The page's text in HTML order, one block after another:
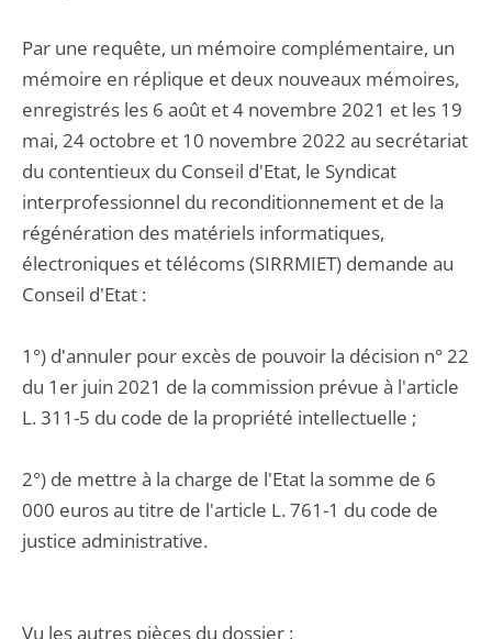
Par une requête, un mémoire complémentaire, un
mémoire en réplique et deux nouveaux mémoires,
enregistrés les 6 août et 4 novembre 2021 et les 19
mai, 24 octobre et 10 novembre 2022 au secrétariat
du contentieux du Conseil d'Etat, le Syndicat
interprofessionnel du reconditionnement et de la
régénération des matériels informatiques,
électroniques et télécoms (SIRRMIET) demande au
Conseil d'Etat :
1°) d'annuler pour excès de pouvoir la décision n° 22
du 1er juin 2021 de la commission prévue à l'article
L. 311-5 du code de la propriété intellectuelle ;
2°) de mettre à la charge de l'Etat la somme de 6
000 euros au titre de l'article L. 761-1 du code de
justice administrative.
Vu les autres pièces du dossier ;